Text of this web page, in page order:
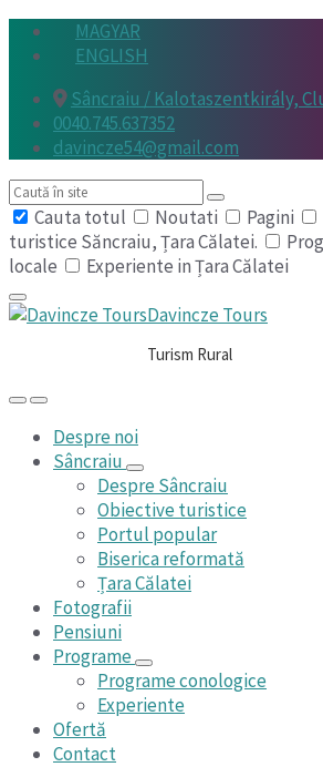
Skip
Skip
navigation
Skip
MAGYAR
ENGLISH
Sâncraiu / Kalotaszentkirály,
0040.745.637352
davincze54@gmail.com
Search
Cauta totul
Noutati Pagini
turistice Săncraiu, Țara Călatei.
locale
Experiente in Țara Călatei
Davincze Tours
Turism Rural
Despre noi
Sâncraiu
Despre Sâncraiu
Obiective turistice
Portul popular
Biserica reformată
Țara Călatei
Fotografii
Pensiuni
Programe
Programe conologice
Experiente
Ofertă
Contact